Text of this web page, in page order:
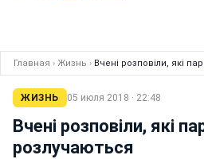
Главная › Жизнь › Вчені розповіли, які
ЖИЗНЬ 05 июля 2018 · 22:48
Вчені розповіли, які
розлучаються